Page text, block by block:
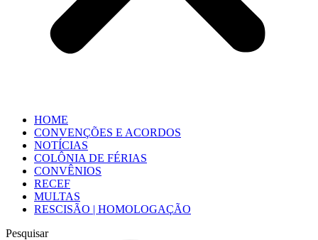
HOME
CONVENÇÕES E ACORDOS
NOTÍCIAS
COLÔNIA DE FÉRIAS
CONVÊNIOS
RECEF
MULTAS
RESCISÃO | HOMOLOGAÇÃO
Pesquisar